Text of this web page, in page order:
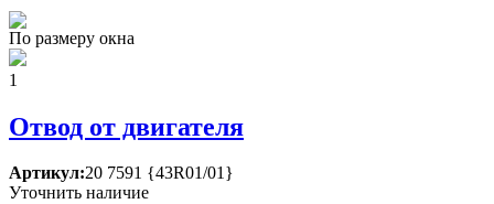
По размеру окна
1
Отвод от двигателя
Артикул:20 7591 {43R01/01}
Уточнить наличие